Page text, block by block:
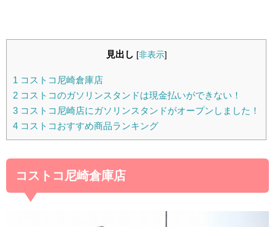
見出し [非表示]
1 コストコ尼崎倉庫店
2 コストコのガソリンスタンドは現金払いができない！
3 コストコ尼崎店にガソリンスタンドがオープンしました！
4 コストコおすすめ商品ランキング
コストコ尼崎倉庫店